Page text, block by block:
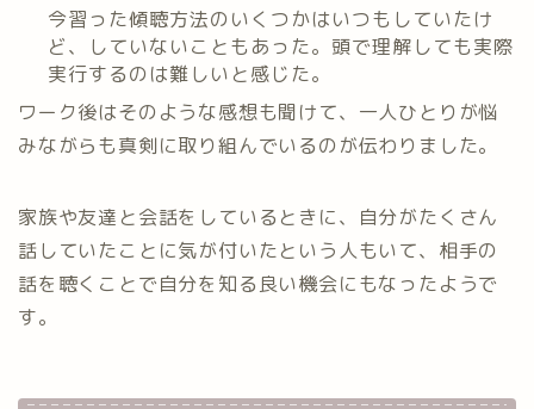
今習った傾聴方法のいくつかはいつもしていたけ
ど、していないこともあった。頭で理解しても実際
実行するのは難しいと感じた。
ワーク後はそのような感想も聞けて、一人ひとりが悩
みながらも真剣に取り組んでいるのが伝わりました。
家族や友達と会話をしているときに、自分がたくさん
話していたことに気が付いたという人もいて、相手の
話を聴くことで自分を知る良い機会にもなったようで
す。